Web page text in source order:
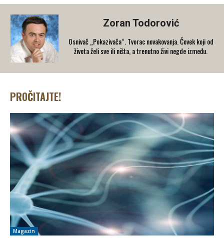
Zoran Todorović
Osnivač „Pokazivača“. Tvorac novakovanja. Čovek koji od
života želi sve ili ništa, a trenutno živi negde između.
PROČITAJTE!
Magazin